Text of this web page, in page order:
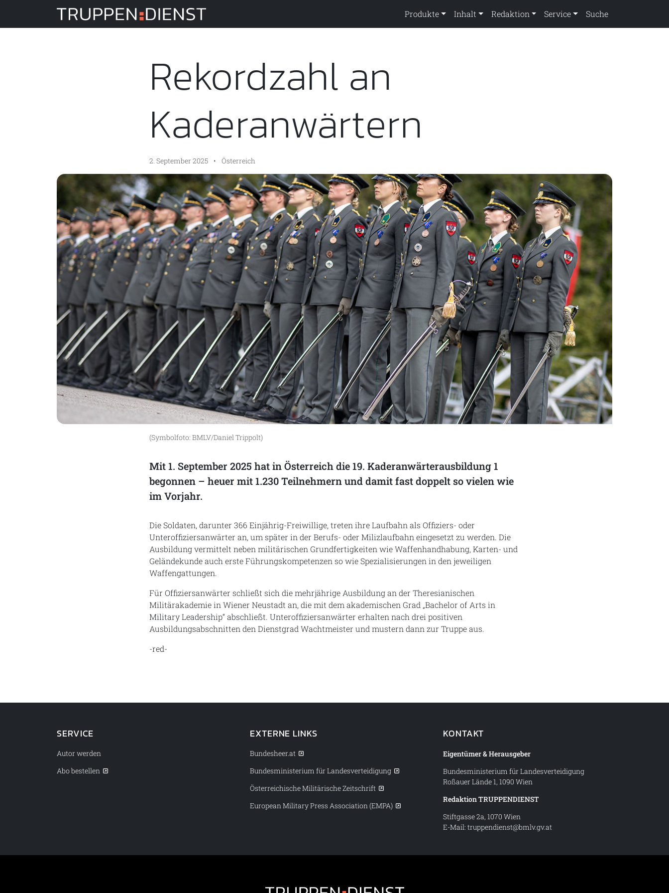
Truppendienst Produkte Inhalt Redaktion Service Suche
Rekordzahl an
Kaderanwärtern
2. September 2025 • Österreich
(Symbolfoto: BMLV/Daniel Trippolt)
Mit 1. September 2025 hat in Österreich die 19. Kaderanwärterausbildung 1
begonnen – heuer mit 1.230 Teilnehmern und damit fast doppelt so vielen wie
im Vorjahr.
Die Soldaten, darunter 366 Einjährig-Freiwillige, treten ihre Laufbahn als Offiziers- oder
Unteroffiziersanwärter an, um später in der Berufs- oder Milizlaufbahn eingesetzt zu werden. Die
Ausbildung vermittelt neben militärischen Grundfertigkeiten wie Waffenhandhabung, Karten- und
Geländekunde auch erste Führungskompetenzen so wie Spezialisierungen in den jeweiligen
Waffengattungen.
Für Offiziersanwärter schließt sich die mehrjährige Ausbildung an der Theresianischen
Militärakademie in Wiener Neustadt an, die mit dem akademischen Grad „Bachelor of Arts in
Military Leadership“ abschließt. Unteroffiziersanwärter erhalten nach drei positiven
Ausbildungsabschnitten den Dienstgrad Wachtmeister und mustern dann zur Truppe aus.
-red-
SERVICE
Autor werden
Abo bestellen
EXTERNE LINKS
Bundesheer.at
Bundesministerium für Landesverteidigung
Österreichische Militärische Zeitschrift
European Military Press Association (EMPA)
KONTAKT
Eigentümer & Herausgeber
Bundesministerium für Landesverteidigung
Roßauer Lände 1, 1090 Wien
Redaktion TRUPPENDIENST
Stiftgasse 2a, 1070 Wien
E-Mail: truppendienst@bmlv.gv.at